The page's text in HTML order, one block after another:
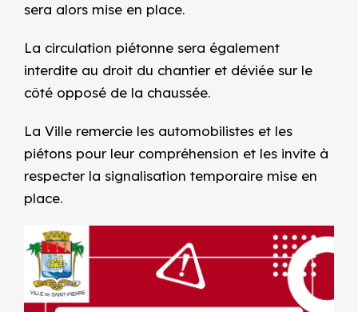
sera alors mise en place.
La circulation piétonne sera également
interdite au droit du chantier et déviée sur le
côté opposé de la chaussée.
La Ville remercie les automobilistes et les
piétons pour leur compréhension et les invite à
respecter la signalisation temporaire mise en
place.
Image